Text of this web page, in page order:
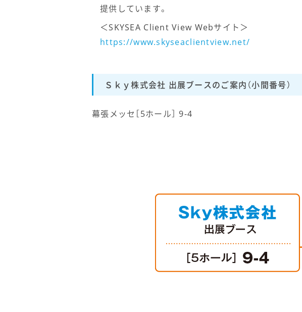
提供しています。
＜SKYSEA Client View Webサイト＞
https://www.skyseaclientview.net/
Ｓｋｙ株式会社 出展ブースのご案内（小間番号）
幕張メッセ［5ホール］ 9-4